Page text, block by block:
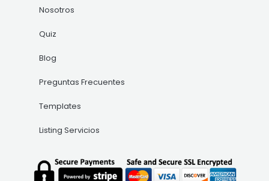
Nosotros
Quiz
Blog
Preguntas Frecuentes
Templates
Listing Servicios